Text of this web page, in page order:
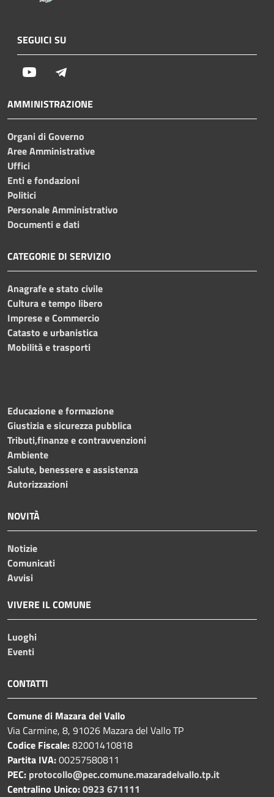
SEGUICI SU
Youtube
AMMINISTRAZIONE
Organi di Governo
Aree Amministrative
Uffici
Enti e fondazioni
Politici
Personale Amministrativo
Documenti e dati
CATEGORIE DI SERVIZIO
Anagrafe e stato civile
Cultura e tempo libero
Imprese e Commercio
Catasto e urbanistica
Mobilità e trasporti
Educazione e formazione
Giustizia e sicurezza pubblica
Tributi,finanze e contravvenzioni
Ambiente
Salute, benessere e assistenza
Autorizzazioni
NOVITÀ
Notizie
Comunicati
Avvisi
VIVERE IL COMUNE
Luoghi
Eventi
CONTATTI
Comune di Mazara del Vallo
Via Carmine, 8, 91026 Mazara del Vallo TP
Codice Fiscale:82001410818
Partita IVA:00257580811
PEC: protocollo@pec.comune.mazaradelvallo.tp.it
Centralino Unico:0923 671111